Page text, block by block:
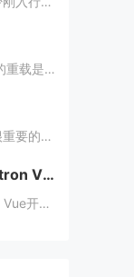
一、什么是函数的重载 函数的重载是指在同一作用域下，可以定义多个同名函数，但是这些同名函数的参数列表必须不同。参数的不同可以是数量上的不同、类型上的不同、顺序上的不同等，只要这些函数的参数列表不完全一致即可。 二、如何实现函数的重载 1...
在C++编程中，处理时间是很重要的一环。而对于大规模问题，如数据处理、机器学习、计算机视觉等领域，时间的效率更是至关重要。本文将从多个方面阐述如何在C++编程中高效处理时间。 一、使用STL算法 STL（标准模板库）是C++的一个重要部分...
Vue应用开发笔记：Electron Vue开发的实际应用案例
今天，我们来介绍下Electron Vue开发的实际应用案例，一起往下学习吧！开头：Electron Vue开发的实际应用案例随着移动互联网的不断普及，桌面应用程序的需求也越来越多。而Electron Vue作为一种基于JavaScript...